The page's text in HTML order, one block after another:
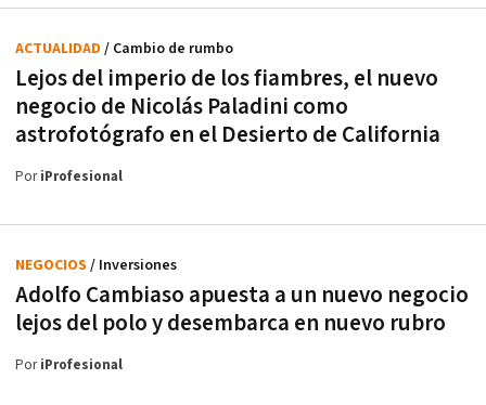
Lejos del imperio de los fiambres, el nuevo
negocio de Nicolás Paladini como
astrofotógrafo en el Desierto de California
ACTUALIDAD / Cambio de rumbo
PoriProfesional
Adolfo Cambiaso apuesta a un nuevo negocio
lejos del polo y desembarca en nuevo rubro
NEGOCIOS / Inversiones
PoriProfesional